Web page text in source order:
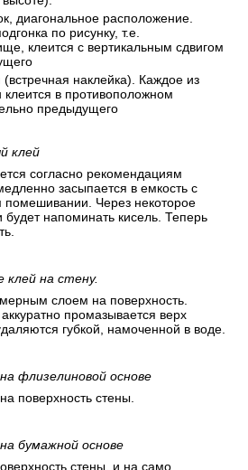
диагональное расположение.
по рисунку, т.е.
клеится с вертикальным сдвигом
наклейка). Каждое из
в противоположном
предыдущего
клей
согласно рекомендациям
засыпается в емкость с
помешивании. Через некоторое
будет напоминать кисель. Теперь
клей на стену.
слоем на поверхность.
промазывается верх
губкой, намоченной в воде.
флизелиновой основе
поверхность стены.
бумажной основе
стены, и на само